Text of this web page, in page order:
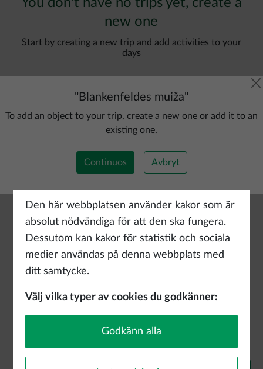
You don't have no trips yet, create a
new one
Start by creating a new trip and add activities to your
days
Lägg till ny rutt
" Blankenfeldes muiža"
To add an object to your trip, create a new one or add it to an
existing one.
Continuos Avbryt
Den här webbplatsen använder kakor som är
absolut nödvändiga för att den ska fungera.
Dessutom kan kakor för statistik och sociala
medier användas på denna webbplats med
ditt samtycke.
Välj vilka typer av cookies du godkänner:
Godkänn alla